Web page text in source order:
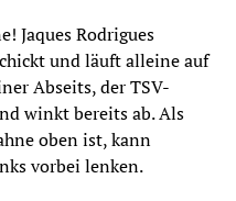
Jaques Rodrigues
und läuft alleine auf
Abseits, der TSV-
winkt bereits ab. Als
oben ist, kann
vorbei lenken.